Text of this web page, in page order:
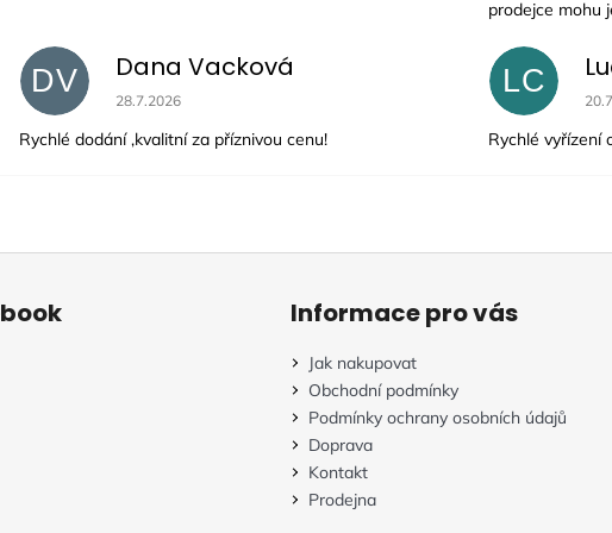
prodejce mohu
DV Dana Vacková
Hodnocení obchodu je 5 z 5 hvězdiček.
28.7.2026
Rychlé dodání ,kvalitní za příznivou cenu!
LC
Rychlé vyřízení
Informace pro vás
Jak nakupovat
Obchodní podmínky
Podmínky ochrany osobních údajů
Doprava
Kontakt
Prodejna